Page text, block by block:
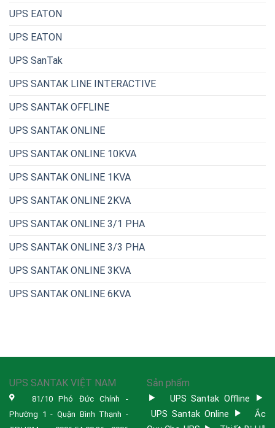
UPS EATON
UPS EATON
UPS SanTak
UPS SANTAK LINE INTERACTIVE
UPS SANTAK OFFLINE
UPS SANTAK ONLINE
UPS SANTAK ONLINE 10KVA
UPS SANTAK ONLINE 1KVA
UPS SANTAK ONLINE 2KVA
UPS SANTAK ONLINE 3/1 PHA
UPS SANTAK ONLINE 3/3 PHA
UPS SANTAK ONLINE 3KVA
UPS SANTAK ONLINE 6KVA
UPS SANTAK VIỆT NAM
81/10 Phó Đức Chính -
Phường 1 - Quận Bình Thạnh -
Sản phẩm
UPS Santak Offline
UPS Santak Online
Ắc